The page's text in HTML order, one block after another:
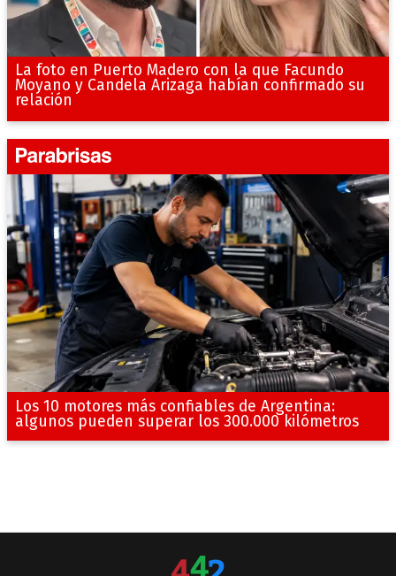
La foto en Puerto Madero con la que Facundo
Moyano y Candela Arizaga habían confirmado su
relación
Los 10 motores más confiables de Argentina:
algunos pueden superar los 300.000 kilómetros